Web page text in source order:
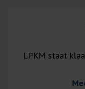
LPKM staat